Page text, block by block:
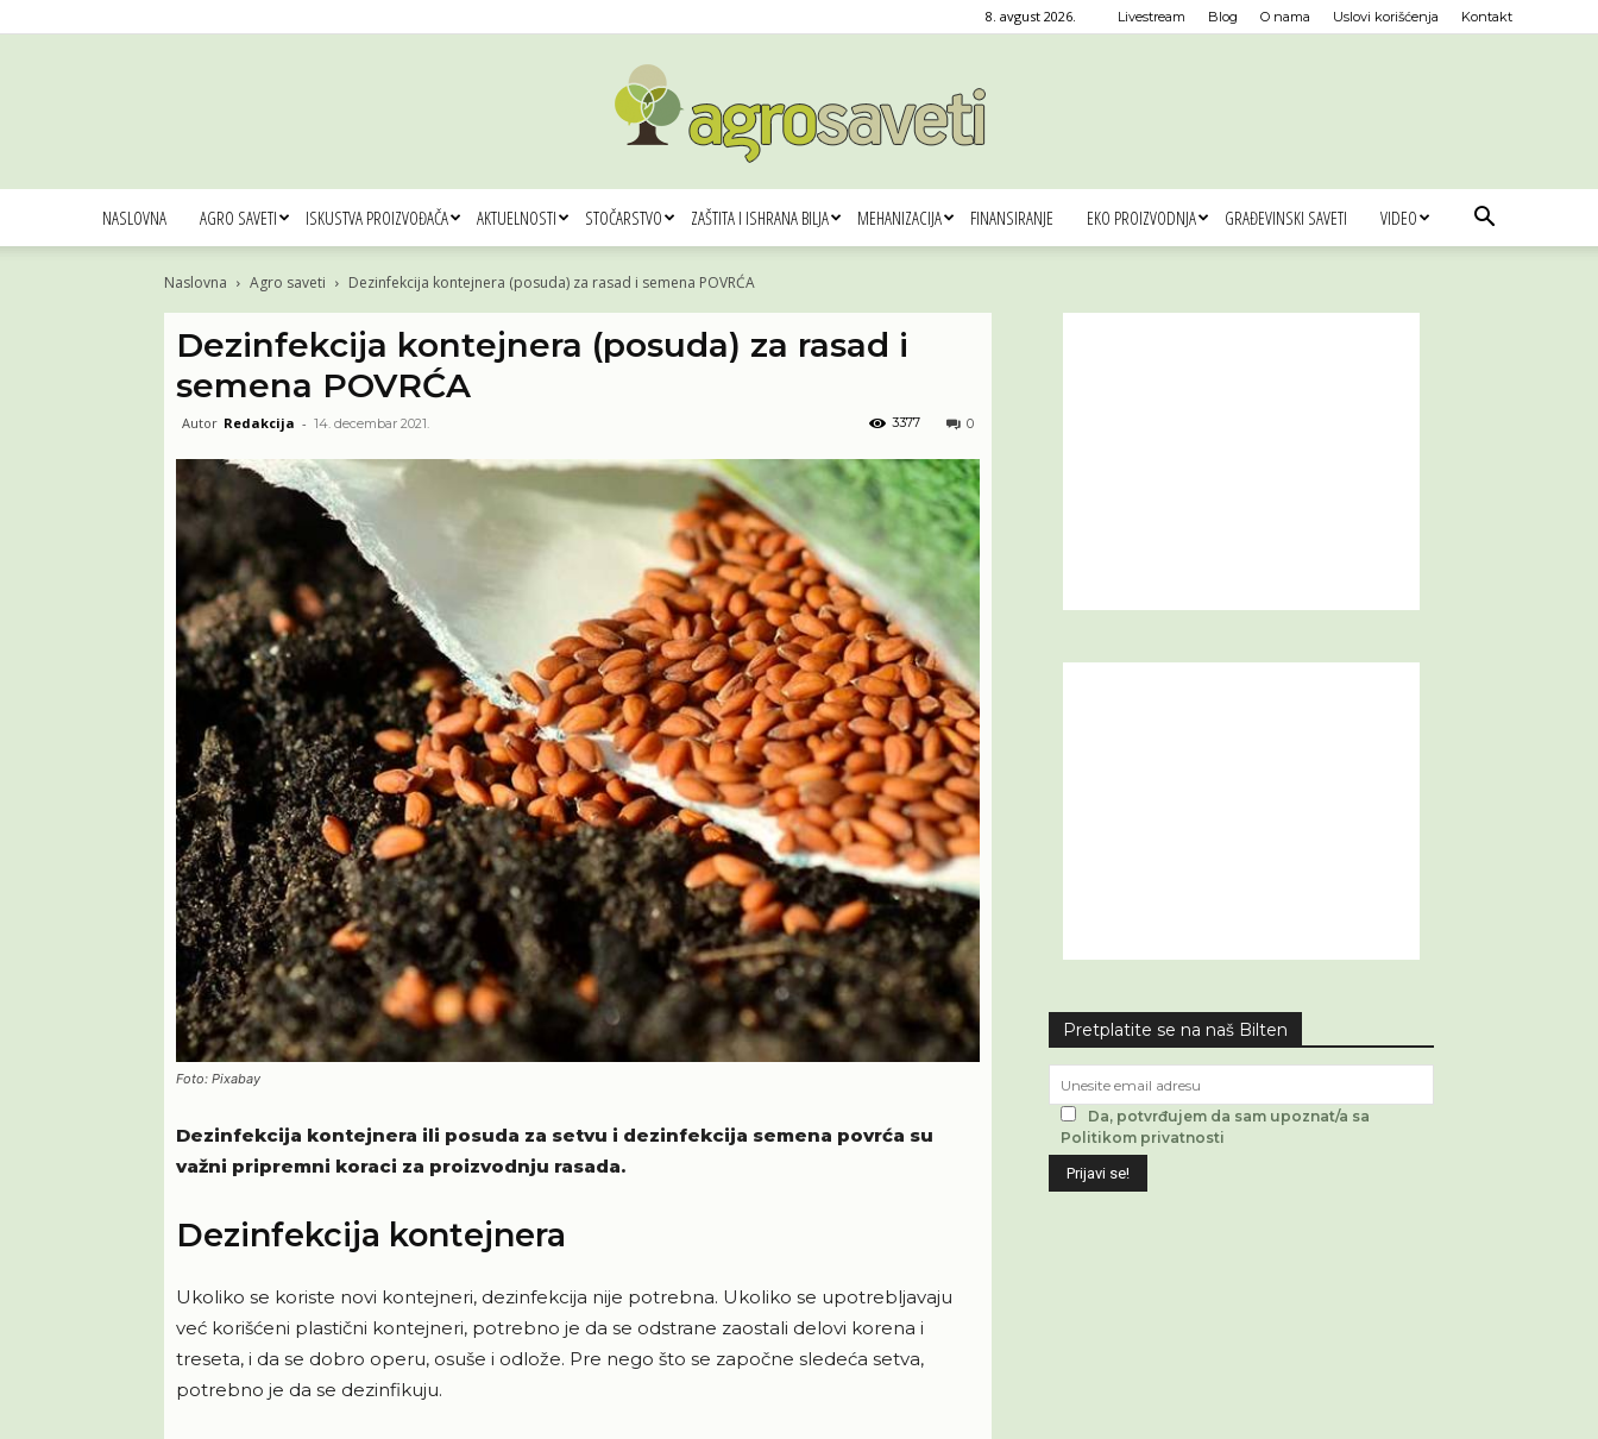
8. avgust 2026. Livestream Blog O nama Uslovi korišćenja Kontakt
Agro
NASLOVNA AGRO SAVETI ISKUSTVA PROIZVOĐAČA AKTUELNOSTI STOČARSTVO ZAŠTITA I ISHRANA BILJA MEHANIZACIJA FINANSIRANJE EKO PROIZVODNJA GRAĐEVINSKI SAVETI VIDEO
Naslovna Agro saveti Dezinfekcija kontejnera (posuda) za rasad i semena POVRĆA
Dezinfekcija kontejnera (posuda) za rasad i
semena POVRĆA
Autor Redakcija - 14. decembar 2021. 0
3377
Foto: Pixabay
Dezinfekcija kontejnera ili posuda za setvu i dezinfekcija semena povrća su
važni pripremni koraci za proizvodnju rasada.
Dezinfekcija kontejnera
Ukoliko se koriste novi kontejneri, dezinfekcija nije potrebna. Ukoliko se upotrebljavaju
već korišćeni plastični kontejneri, potrebno je da se odstrane zaostali delovi korena i
treseta, i da se dobro operu, osuše i odlože. Pre nego što se započne sledeća setva,
potrebno je da se dezinfikuju.
Pretplatite se na naš Bilten
Da, potvrđujem da sam upoznat/a sa
Politikom privatnosti